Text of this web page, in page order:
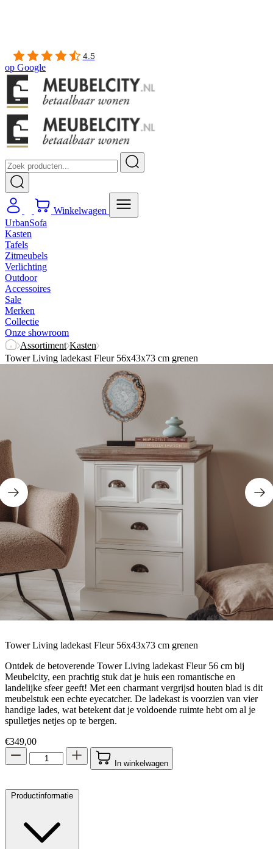
4.5
op Google
Winkelwagen
UrbanSofa
Kasten
Tafels
Zitmeubels
Verlichting
Outdoor
Accessoires
Sale
Merken
Collectie
Onze showroom
Assortiment Kasten
Tower Living ladekast Fleur 56x43x73 cm grenen
Tower Living ladekast Fleur 56x43x73 cm grenen
Ontdek de betoverende Tower Living ladekast Fleur 56 cm bij
Meubelcity, een prachtig stuk dat je huis een romantische en
landelijke sfeer geeft! Met een charmant vergrijsd houten blad is dit
meubelstuk een echte eyecatcher. De ladekast is voorzien van vier
handige lades, wat betekent dat je voldoende ruimte hebt om al je
spulletjes netjes op te bergen.
€349,00
In winkelwagen
Productinformatie